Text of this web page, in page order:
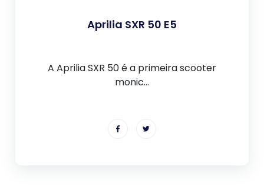
Aprilia SXR 50 E5
A Aprilia SXR 50 é a primeira scooter
monic...